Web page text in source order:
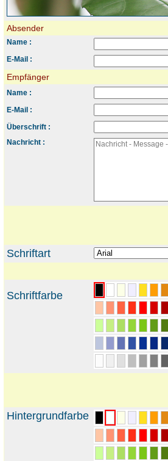
Absender
Name :
E-Mail :
Empfänger
Name :
E-Mail :
Überschrift :
Nachricht :
Schriftart
Schriftfarbe
Hintergrundfarbe